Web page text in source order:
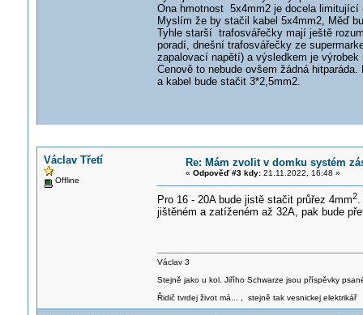
Ona hmotnost 5x4mm2 je docela limitující
Myslím že by stačil kabel 5x4mm2, Měď
Tyhle starší trafosvářečky mají ještě
poradí, dnešní trafosvářečky ze
zapalovací napětí) a výsledkem je výrobek
Cenově to nebude ovšem žádná
a kabel bude stačit 3*2,5mm2.
Václav Třetí
Offline
Re: Mám zvolit v domku systém
« Odpověď #3 kdy:21.11.2022, 16:48 »
Pro 16 - 20A bude jistě stačit průřez 4mm2.
jištěném a zatíženém až 32A, pak bude
Václav 3
Stejně jako u kol. Jiřího Schwarze jsou příspěvky
Řidič tvrdej život má... , stejně tak vesnickej elektrikář